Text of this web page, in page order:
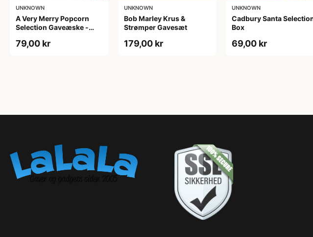
UNKNOWN
A Very Merry Popcorn
Selection Gaveæske -
79,00 kr
UNKNOWN
Bob Marley Krus &
Strømper Gavesæt
179,00 kr
UNKNOWN
Cadbury Santa
Box
69,00 kr